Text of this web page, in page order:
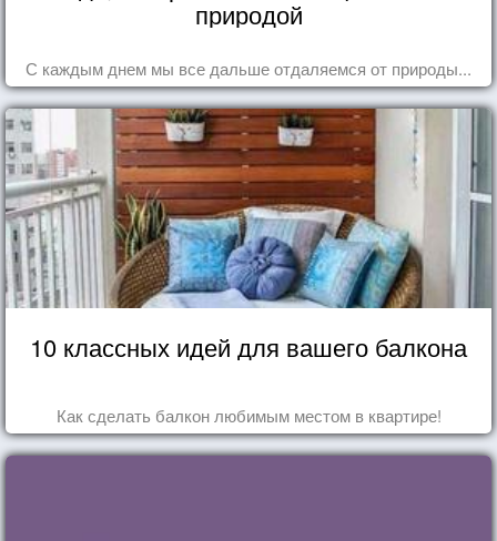
природой
С каждым днем мы все дальше отдаляемся от природы...
10 классных идей для вашего балкона
Как сделать балкон любимым местом в квартире!